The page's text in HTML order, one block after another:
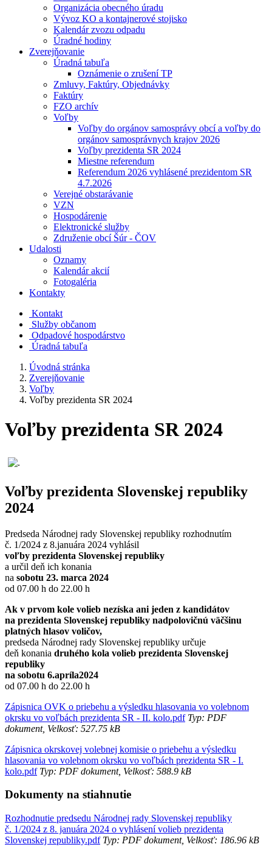
Organizácia obecného úradu
Vývoz KO a kontajnerové stojisko
Kalendár zvozu odpadu
Úradné hodiny
Zverejňovanie
Úradná tabuľa
Oznámenie o zrušení TP
Zmluvy, Faktúry, Objednávky
Faktúry
FZO archív
Voľby
Voľby do orgánov samosprávy obcí a voľby do
orgánov samosprávnych krajov 2026
Voľby prezidenta SR 2024
Miestne referendum
Referendum 2026 vyhlásené prezidentom SR
4.7.2026
Verejné obstarávanie
VZN
Hospodárenie
Elektronické služby
Združenie obcí Šúr - ČOV
Udalosti
Oznamy
Kalendár akcií
Fotogaléria
Kontakty
Kontakt
Služby občanom
Odpadové hospodárstvo
Úradná tabuľa
Úvodná stránka
Zverejňovanie
Voľby
Voľby prezidenta SR 2024
Voľby prezidenta SR 2024
Voľby prezidenta Slovenskej republiky
2024
Predseda Národnej rady Slovenskej republiky rozhodnutím
č. 1/2024 z 8.januára 2024 vyhlásil
voľby prezidenta Slovenskej republiky
a určil deň ich konania
na sobotu 23. marca 2024
od 07.00 h do 22.00 h
Ak v prvom kole volieb nezíska ani jeden z kandidátov
na prezidenta Slovenskej republiky nadpolovičnú väčšinu
platných hlasov voličov,
predseda Národnej rady Slovenskej republiky určuje
deň konania druhého kola volieb prezidenta Slovenskej
republiky
na sobotu 6.apríla2024
od 07.00 h do 22.00 h
Zápisnica OVK o priebehu a výsledku hlasovania vo volebnom
okrsku vo voľbách prezidenta SR - II. kolo.pdfTyp: PDF
dokument, Velkosť: 527.75 kB
Zápisnica okrskovej volebnej komisie o priebehu a výsledku
hlasovania vo volebnom okrsku vo voľbách prezidenta SR - I.
kolo.pdfTyp: PDF dokument, Velkosť: 588.9 kB
Dokumenty na stiahnutie
Rozhodnutie predsedu Národnej rady Slovenskej republiky
č. 1/2024 z 8. januára 2024 o vyhlásení volieb prezidenta
Slovenskej republiky.pdfTyp: PDF dokument, Velkosť: 186.96 kB